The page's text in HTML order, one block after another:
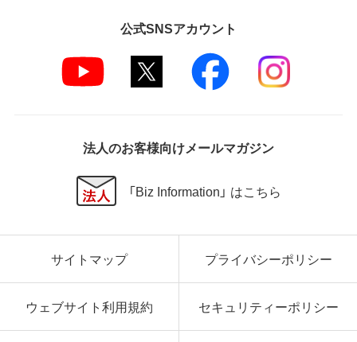
公式SNSアカウント
法人のお客様向けメールマガジン
「Biz Information」 はこちら
サイトマップ プライバシーポリシー
ウェブサイト利用規約 セキュリティーポリシー